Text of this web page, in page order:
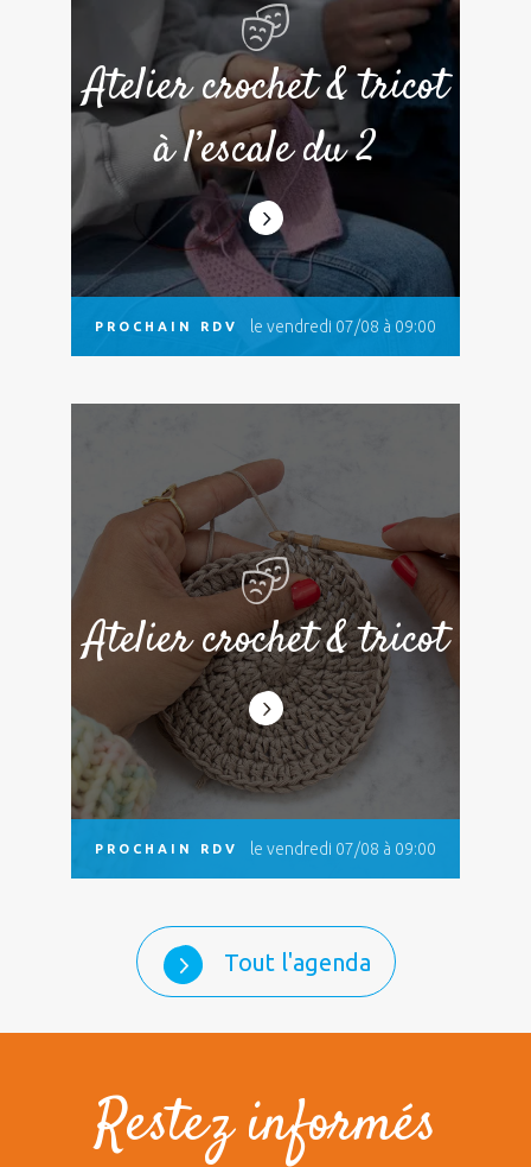
Atelier crochet & tricot
à l’escale du 2
PROCHAIN RDV le vendredi 07/08 à 09:00
Atelier crochet & tricot
PROCHAIN RDV le vendredi 07/08 à 09:00
Tout l'agenda
Restez informés